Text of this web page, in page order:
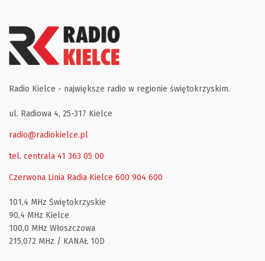
Radio Kielce - największe radio w regionie świętokrzyskim.
ul. Radiowa 4, 25-317 Kielce
radio@radiokielce.pl
tel. centrala 41 363 05 00
Czerwona Linia Radia Kielce 600 904 600
101,4 MHz Świętokrzyskie
90,4 MHz Kielce
100,0 MHz Włoszczowa
215,072 MHz / KANAŁ 10D